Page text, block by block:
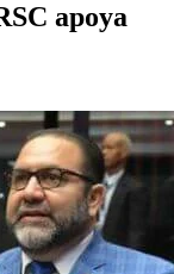
apoya